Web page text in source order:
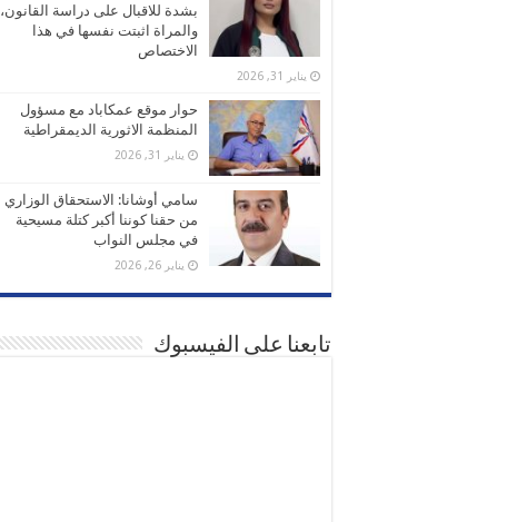
بشدة للاقبال على دراسة القانون،
والمراة اثبتت نفسها في هذا
الاختصاص
يناير 31, 2026
حوار موقع عمكاباد مع مسؤول
المنظمة الاثورية الديمقراطية
يناير 31, 2026
سامي أوشانا: الاستحقاق الوزاري
من حقنا كوننا أكبر كتلة مسيحية
في مجلس النواب
يناير 26, 2026
تابعنا على الفيسبوك